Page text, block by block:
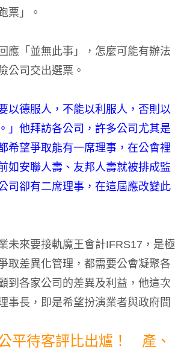
票」。
應「並無此事」，怎麼可能有辦法
公司交出選票。
以德服人，不能以利服人，否則以
」他拜訪各公司，許多公司尤其是
希望爭取能有一席理事，在公會裡
如安聯人壽、友邦人壽就被排成監
司卻有二席理事，在這屆應改變此
未來要接軌魔王會計IFRS17，是極
取差異化管理，都需要公會凝聚各
到各家公司的差異及利益，他這次
事長，即是希望扮演業者與政府間
平待客評比出爐！ 產、